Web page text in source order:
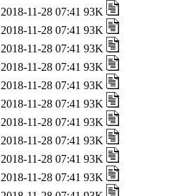
2018-11-28 07:41 93K
2018-11-28 07:41 93K
2018-11-28 07:41 93K
2018-11-28 07:41 93K
2018-11-28 07:41 93K
2018-11-28 07:41 93K
2018-11-28 07:41 93K
2018-11-28 07:41 93K
2018-11-28 07:41 93K
2018-11-28 07:41 93K